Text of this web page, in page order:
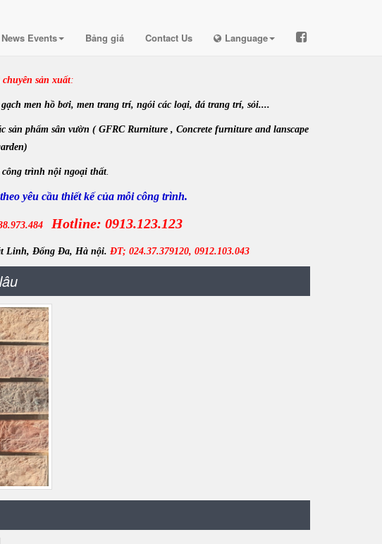
News Events Bảng giá Contact Us Language
sản xuất:
men hồ bơi, men trang trí, ngói các loại, đá trang trí, sỏi....
phẩm sân vườn ( GFRC Rurniture , Concrete furniture and lanscape
công trình nội ngoại thất.
yêu cầu thiết kế của mỗi công trình.
Hotline: 0913.123.123
Linh, Đống Đa, Hà nội.ĐT; 024.37.379120, 0912.103.043